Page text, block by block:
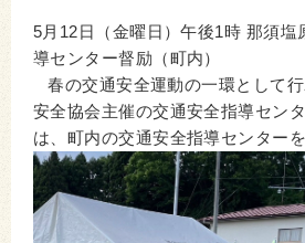
5月12日（金曜日）午後1時 那須塩
導センター督励（町内）
春の交通安全運動の一環として
安全協会主催の交通安全指導セン
は、町内の交通安全指導センター